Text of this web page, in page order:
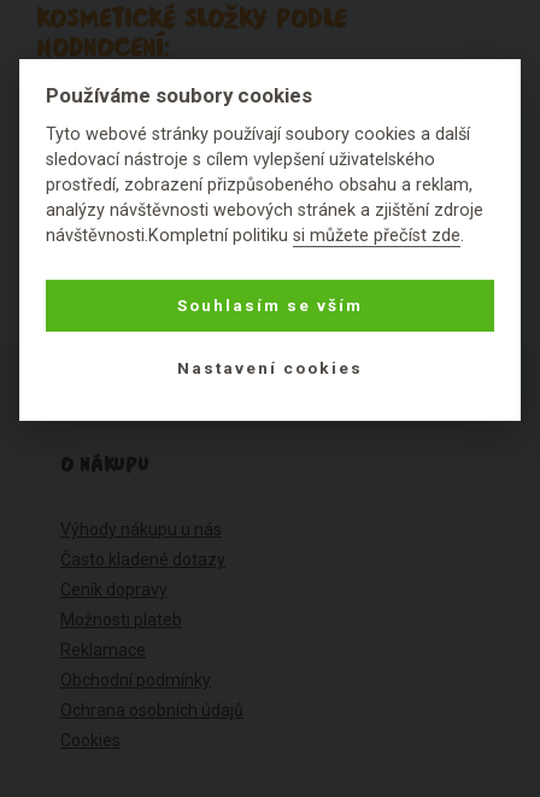
KOSMETICKÉ SLOŽKY PODLE
HODNOCENÍ:
Nezařaditelné látky
O NÁKUPU
Výhody nákupu u nás
Často kladené dotazy
Ceník dopravy
Možnosti plateb
Reklamace
Obchodní podmínky
Ochrana osobních údajů
Cookies
Používáme soubory cookies
Tyto webové stránky používají soubory cookies a další
sledovací nástroje s cílem vylepšení uživatelského
prostředí, zobrazení přizpůsobeného obsahu a reklam,
analýzy návštěvnosti webových stránek a zjištění zdroje
návštěvnosti.Kompletní politikusi můžete přečíst zde.
Souhlasím se vším
Nastavení cookies